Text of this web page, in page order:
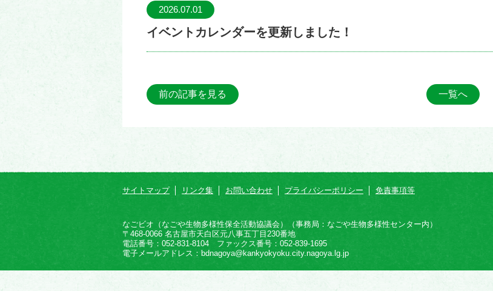
2026.07.01
イベントカレンダーを更新しました！
前の記事を見る 一覧へ
サイトマップ リンク集 お問い合わせ プライバシーポリシー 免責事項等
なごビオ（なごや生物多様性保全活動協議会）（事務局：なごや生物多様性センター内）
〒468-0066 名古屋市天白区元八事五丁目230番地
電話番号：052-831-8104 ファックス番号：052-839-1695
電子メールアドレス：bdnagoya@kankyokyoku.city.nagoya.lg.jp